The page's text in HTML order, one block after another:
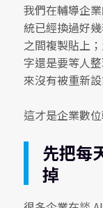
我們在輔導企
統已經換過好
之間複製貼上
字還是要等人
來沒有被重新設
這才是企業數
先把每
掉